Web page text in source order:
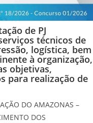
de PJ
técnicos de
logística, bem
à organização,
objetivas,
para realização de
DO AMAZONAS –
DOS